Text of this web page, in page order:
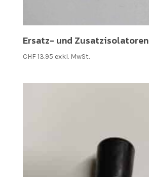
Ersatz- und Zusatzisolatoren
CHF13.95 exkl. MwSt.